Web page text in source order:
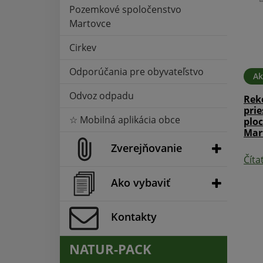
Pozemkové spoločenstvo
Martovce
Cirkev
Odporúčania pre obyvateľstvo
Odvoz odpadu
☆ Mobilná aplikácia obce
Zverejňovanie
Ako vybaviť
Kontakty
NATUR-PACK